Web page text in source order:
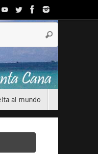
Buscar
al mundo